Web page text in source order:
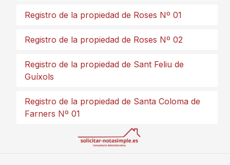
Registro de la propiedad de Roses Nº 01
Registro de la propiedad de Roses Nº 02
Registro de la propiedad de Sant Feliu de
Guíxols
Registro de la propiedad de Santa Coloma de
Farners Nº 01